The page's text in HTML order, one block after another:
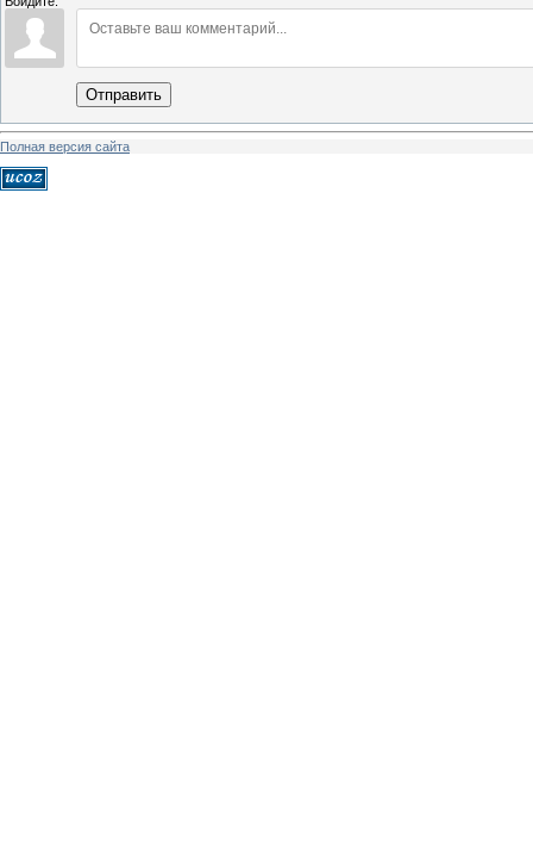
Отправить
Полная версия сайта